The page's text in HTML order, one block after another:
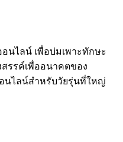
อนไลน์ เพื่อบ่มเพาะทักษะ
รรค์เพื่ออนาคตของ
นไลน์สำหรับวัยรุ่นที่ใหญ่